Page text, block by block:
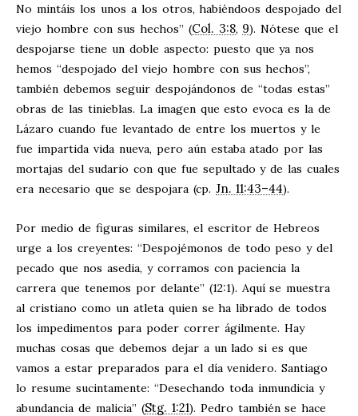
No mintáis los unos a los otros, habiéndoos despojado del
viejo hombre con sus hechos” (Col. 3:8, 9). Nótese que el
despojarse tiene un doble aspecto: puesto que ya nos
hemos “despojado del viejo hombre con sus hechos”,
también debemos seguir despojándonos de “todas estas”
obras de las tinieblas. La imagen que esto evoca es la de
Lázaro cuando fue levantado de entre los muertos y le
fue impartida vida nueva, pero aún estaba atado por las
mortajas del sudario con que fue sepultado y de las cuales
era necesario que se despojara (cp. Jn. 11:43–44).
Por medio de figuras similares, el escritor de Hebreos
urge a los creyentes: “Despojémonos de todo peso y del
pecado que nos asedia, y corramos con paciencia la
carrera que tenemos por delante” (12:1). Aquí se muestra
al cristiano como un atleta quien se ha librado de todos
los impedimentos para poder correr ágilmente. Hay
muchas cosas que debemos dejar a un lado si es que
vamos a estar preparados para el día venidero. Santiago
lo resume sucintamente: “Desechando toda inmundicia y
abundancia de malicia” (Stg. 1:21). Pedro también se hace